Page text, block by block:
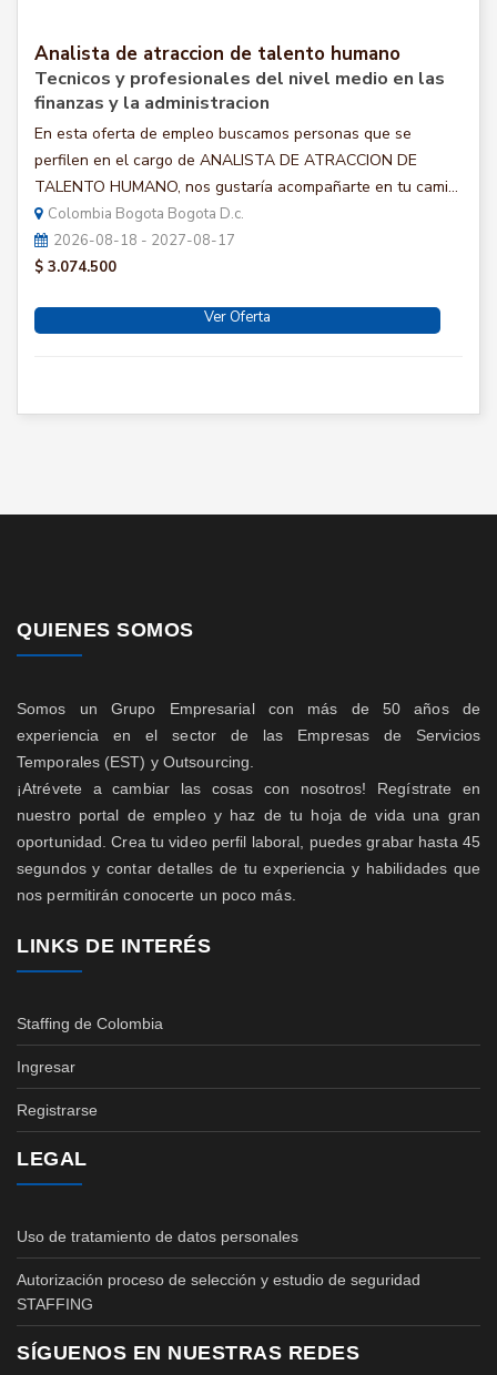
Analista de atraccion de talento humano
Tecnicos y profesionales del nivel medio en las
finanzas y la administracion
En esta oferta de empleo buscamos personas que se
perfilen en el cargo de ANALISTA DE ATRACCION DE
TALENTO HUMANO, nos gustaría acompañarte en tu cami...
Colombia Bogota Bogota D.c.
2026-08-18 - 2027-08-17
$ 3.074.500
Ver Oferta
QUIENES SOMOS
Somos un Grupo Empresarial con más de 50 años de
experiencia en el sector de las Empresas de Servicios
Temporales (EST) y Outsourcing.
¡Atrévete a cambiar las cosas con nosotros! Regístrate en
nuestro portal de empleo y haz de tu hoja de vida una gran
oportunidad. Crea tu video perfil laboral, puedes grabar hasta 45
segundos y contar detalles de tu experiencia y habilidades que
nos permitirán conocerte un poco más.
LINKS DE INTERÉS
Staffing de Colombia
Ingresar
Registrarse
LEGAL
Uso de tratamiento de datos personales
Autorización proceso de selección y estudio de seguridad
STAFFING
SÍGUENOS EN NUESTRAS REDES